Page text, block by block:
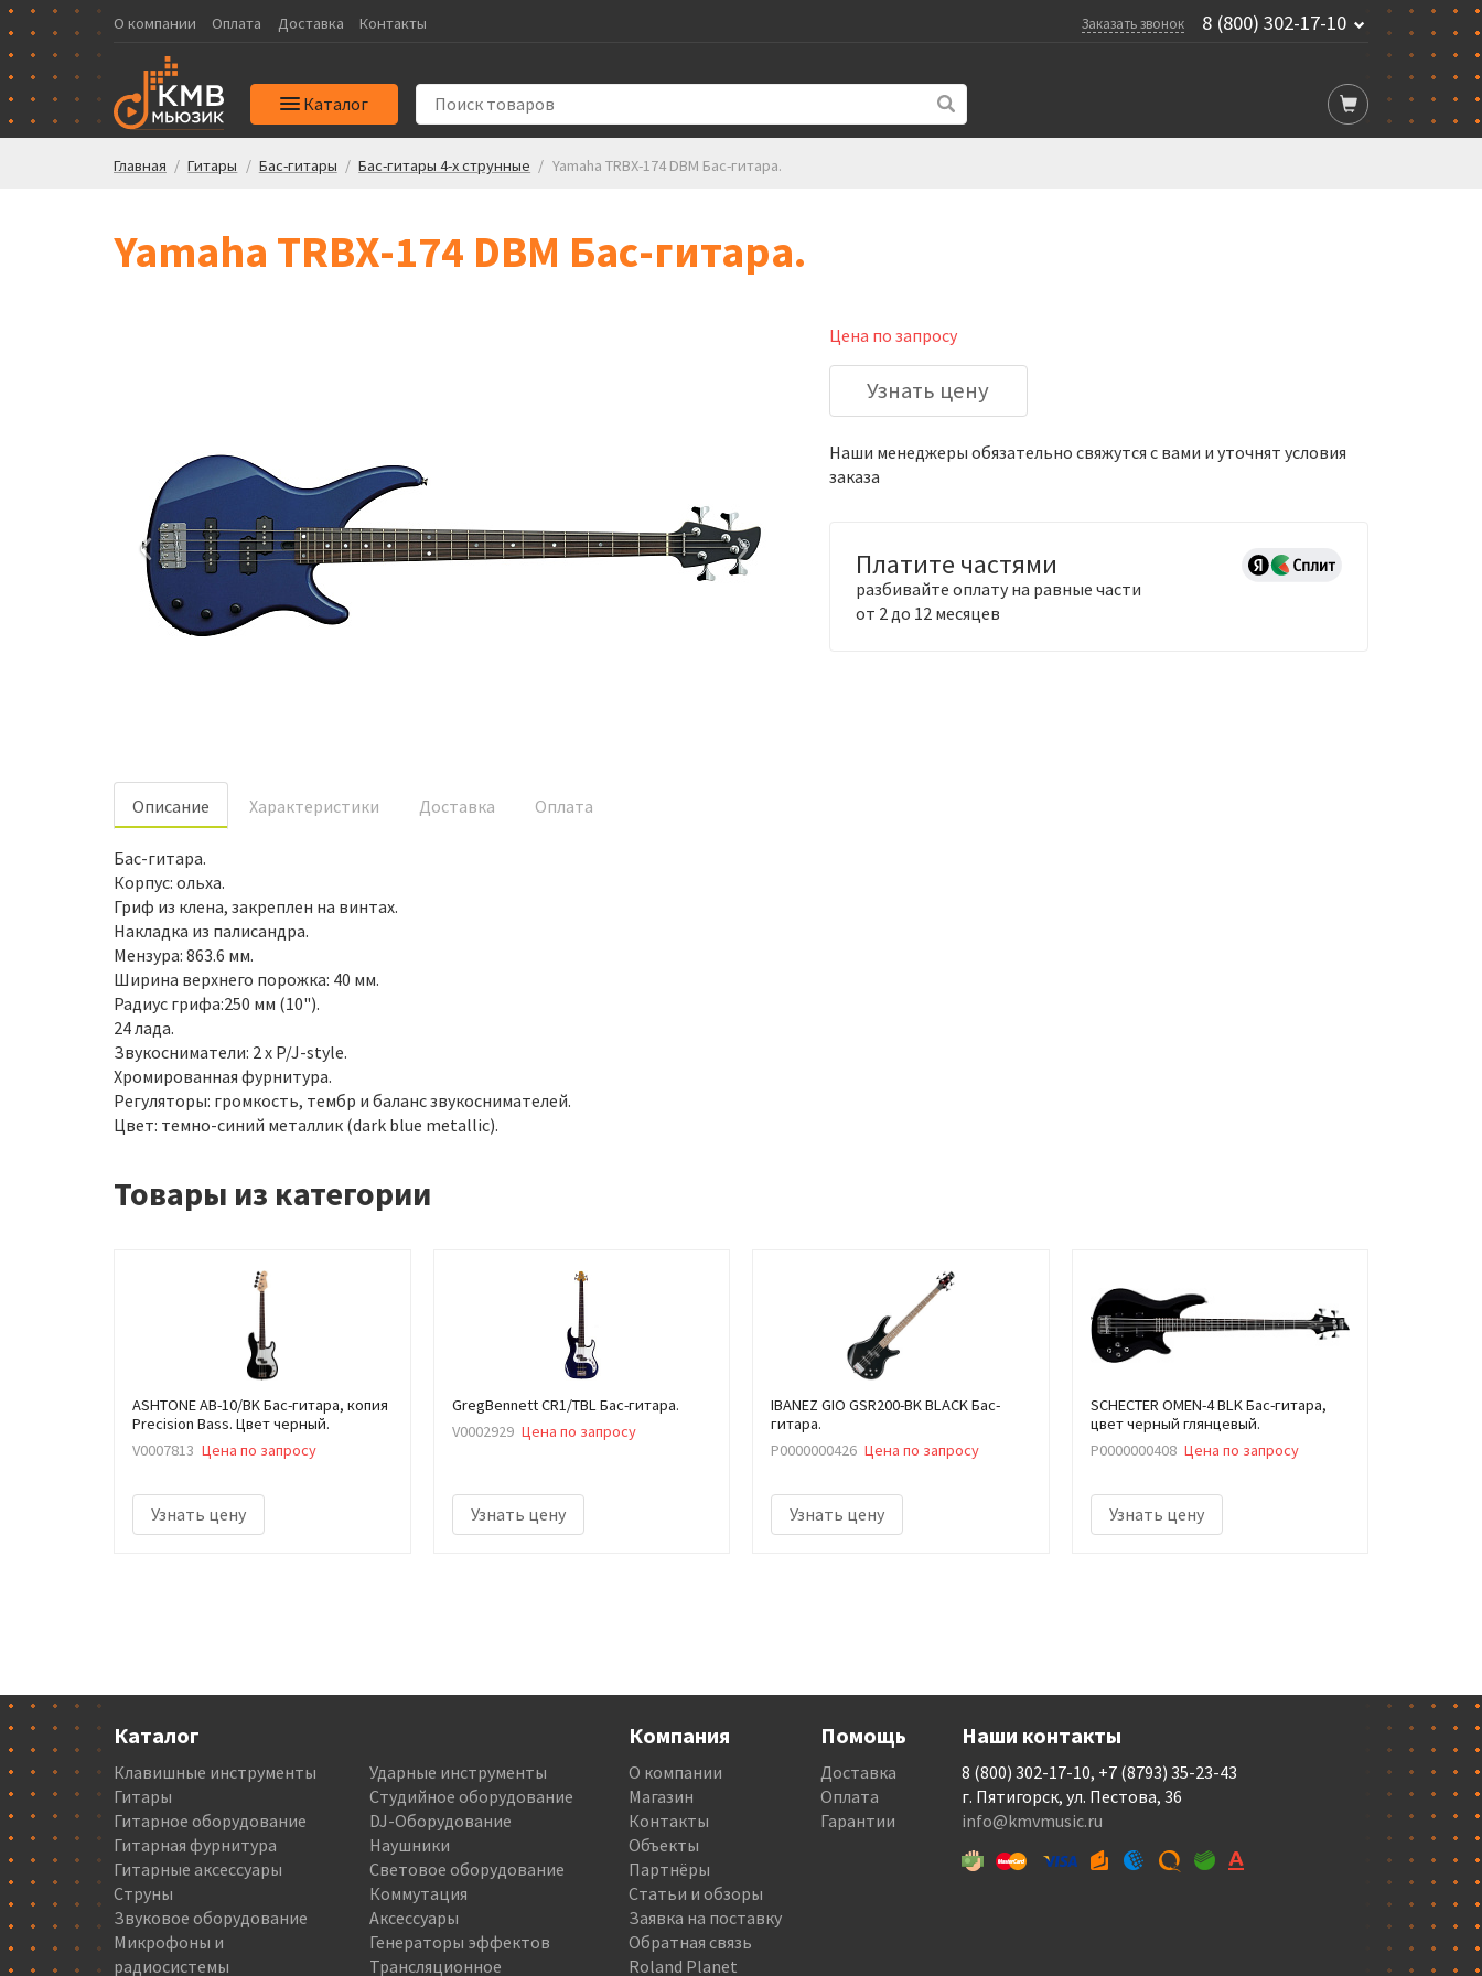
О компании Оплата Доставка Контакты Заказать звонок 8 (800) 302-17-10
Каталог
Главная / Гитары / Бас-гитары / Бас-гитары 4-х струнные / Yamaha TRBX-174 DBM Бас-гитара.
Yamaha TRBX-174 DBM Бас-гитара.
‹ ›
Цена по запросу
Узнать цену
Наши менеджеры обязательно свяжутся с вами и уточнят условия
заказа
Платите частями
разбивайте оплату на равные части
от 2 до 12 месяцев
Oписание Характеристики Доставка Оплата
Бас-гитара.
Корпус: ольха.
Гриф из клена, закреплен на винтах.
Накладка из палисандра.
Мензура: 863.6 мм.
Ширина верхнего порожка: 40 мм.
Радиус грифа:250 мм (10").
24 лада.
Звукосниматели: 2 х P/J-style.
Хромированная фурнитура.
Регуляторы: громкость, тембр и баланс звукоснимателей.
Цвет: темно-синий металлик (dark blue metallic).
Товары из категории
ASHTONE AB-10/BK Бас-гитара, копия
Precision Bass. Цвет черный.
V0007813 Цена по запросу
Узнать цену
GregBennett CR1/TBL Бас-гитара.
V0002929 Цена по запросу
Узнать цену
IBANEZ GIO GSR200-BK BLACK Бас-
гитара.
Р0000000426 Цена по запросу
Узнать цену
SCHECTER OMEN-4 BLK Бас-гитара,
цвет черный глянцевый.
Р0000000408 Цена по запросу
Узнать цену
Каталог
Клавишные инструменты
Гитары
Гитарное оборудование
Гитарная фурнитура
Гитарные аксессуары
Струны
Звуковое оборудование
Микрофоны и
радиосистемы
Ударные инструменты
Студийное оборудование
DJ-Оборудование
Наушники
Световое оборудование
Коммутация
Аксессуары
Генераторы эффектов
Трансляционное
Компания
О компании
Магазин
Контакты
Объекты
Партнёры
Статьи и обзоры
Заявка на поставку
Обратная связь
Roland Planet
Помощь
Доставка
Оплата
Гарантии
Наши контакты
8 (800) 302-17-10, +7 (8793) 35-23-43
г. Пятигорск, ул. Пестова, 36
info@kmvmusic.ru